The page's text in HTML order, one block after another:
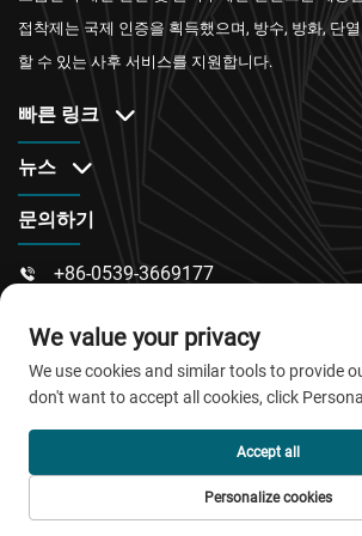
접착제는 국제 인증을 획득했으며, 방수, 방화, 단
할 수 있는 사후 서비스를 지원합니다.
빠른 링크
뉴스
문의하기
 +86-0539-3669177
 산둥성 웨이팡시 린취현 동청구 동
저작권 © 2026 청도자오바오 신소재 유
개인정보 보호정책
We value your privacy
We use cookies and similar tools to provide
don't want to accept all cookies, click
Personalize cookies
Accept all